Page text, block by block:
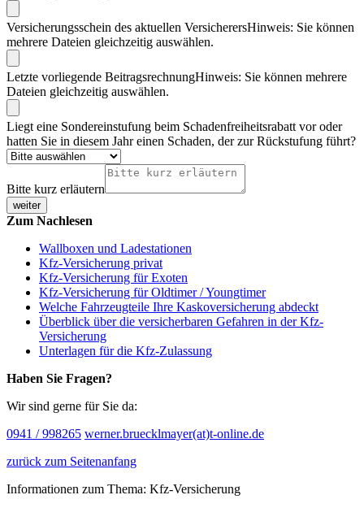
Versicherungsschein des aktuellen VersicherersHinweis: Sie können
mehrere Dateien gleichzeitig auswählen.
Letzte vorliegende BeitragsrechnungHinweis: Sie können mehrere
Dateien gleichzeitig auswählen.
Liegt eine Sondereinstufung beim Schadenfreiheitsrabatt vor oder
hatten Sie in diesem Jahr einen Schaden, der zur Rückstufung führt?
Bitte kurz erläutern
weiter
Zum Nachlesen
Wallboxen und Ladestationen
Kfz-Versicherung privat
Kfz-Versicherung für Exoten
Kfz-Versicherung für Oldtimer / Youngtimer
Welche Fahrzeugteile Ihre Kaskoversicherung abdeckt
Überblick über die versicherbaren Gefahren in der Kfz-
Versicherung
Unterlagen für die Kfz-Zulassung
Haben Sie Fragen?
Wir sind gerne für Sie da:
0941 / 998265 werner.bruecklmayer(at)t-online.de
zurück zum Seitenanfang
Informationen zum Thema: Kfz-Versicherung